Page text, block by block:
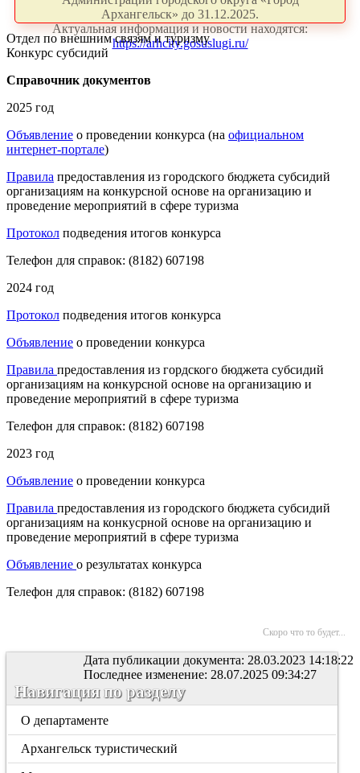
Архангельск» до 31.12.2025.
Актуальная информация и новости находятся:
https://arhcity.gosuslugi.ru/
Отдел по внешним связям и туризму
Конкурс субсидий
Справочник документов
2025 год
Объявление о проведении конкурса (на официальном
интернет-портале)
Правила предоставления из городского бюджета субсидий
организациям на конкурсной основе на организацию и
проведение мероприятий в сфере туризма
Протокол подведения итогов конкурса
Телефон для справок: (8182) 607198
2024 год
Протокол подведения итогов конкурса
Объявление о проведении конкурса
Правила предоставления из гордского бюджета субсидий
организациям на конкурсной основе на организацию и
проведение мероприятий в сфере туризма
Телефон для справок: (8182) 607198
2023 год
Объявление о проведении конкурса
Правила предоставления из городского бюджета субсидий
организациям на конкусрной основе на организацию и
проведение мероприятий в сфере туризма
Объявление о результатах конкурса
Телефон для справок: (8182) 607198
Скоро что то будет...
Дата публикации документа: 28.03.2023 14:18:22
Последнее изменение: 28.07.2025 09:34:27
Навигация по разделу
О департаменте
Архангельск туристический